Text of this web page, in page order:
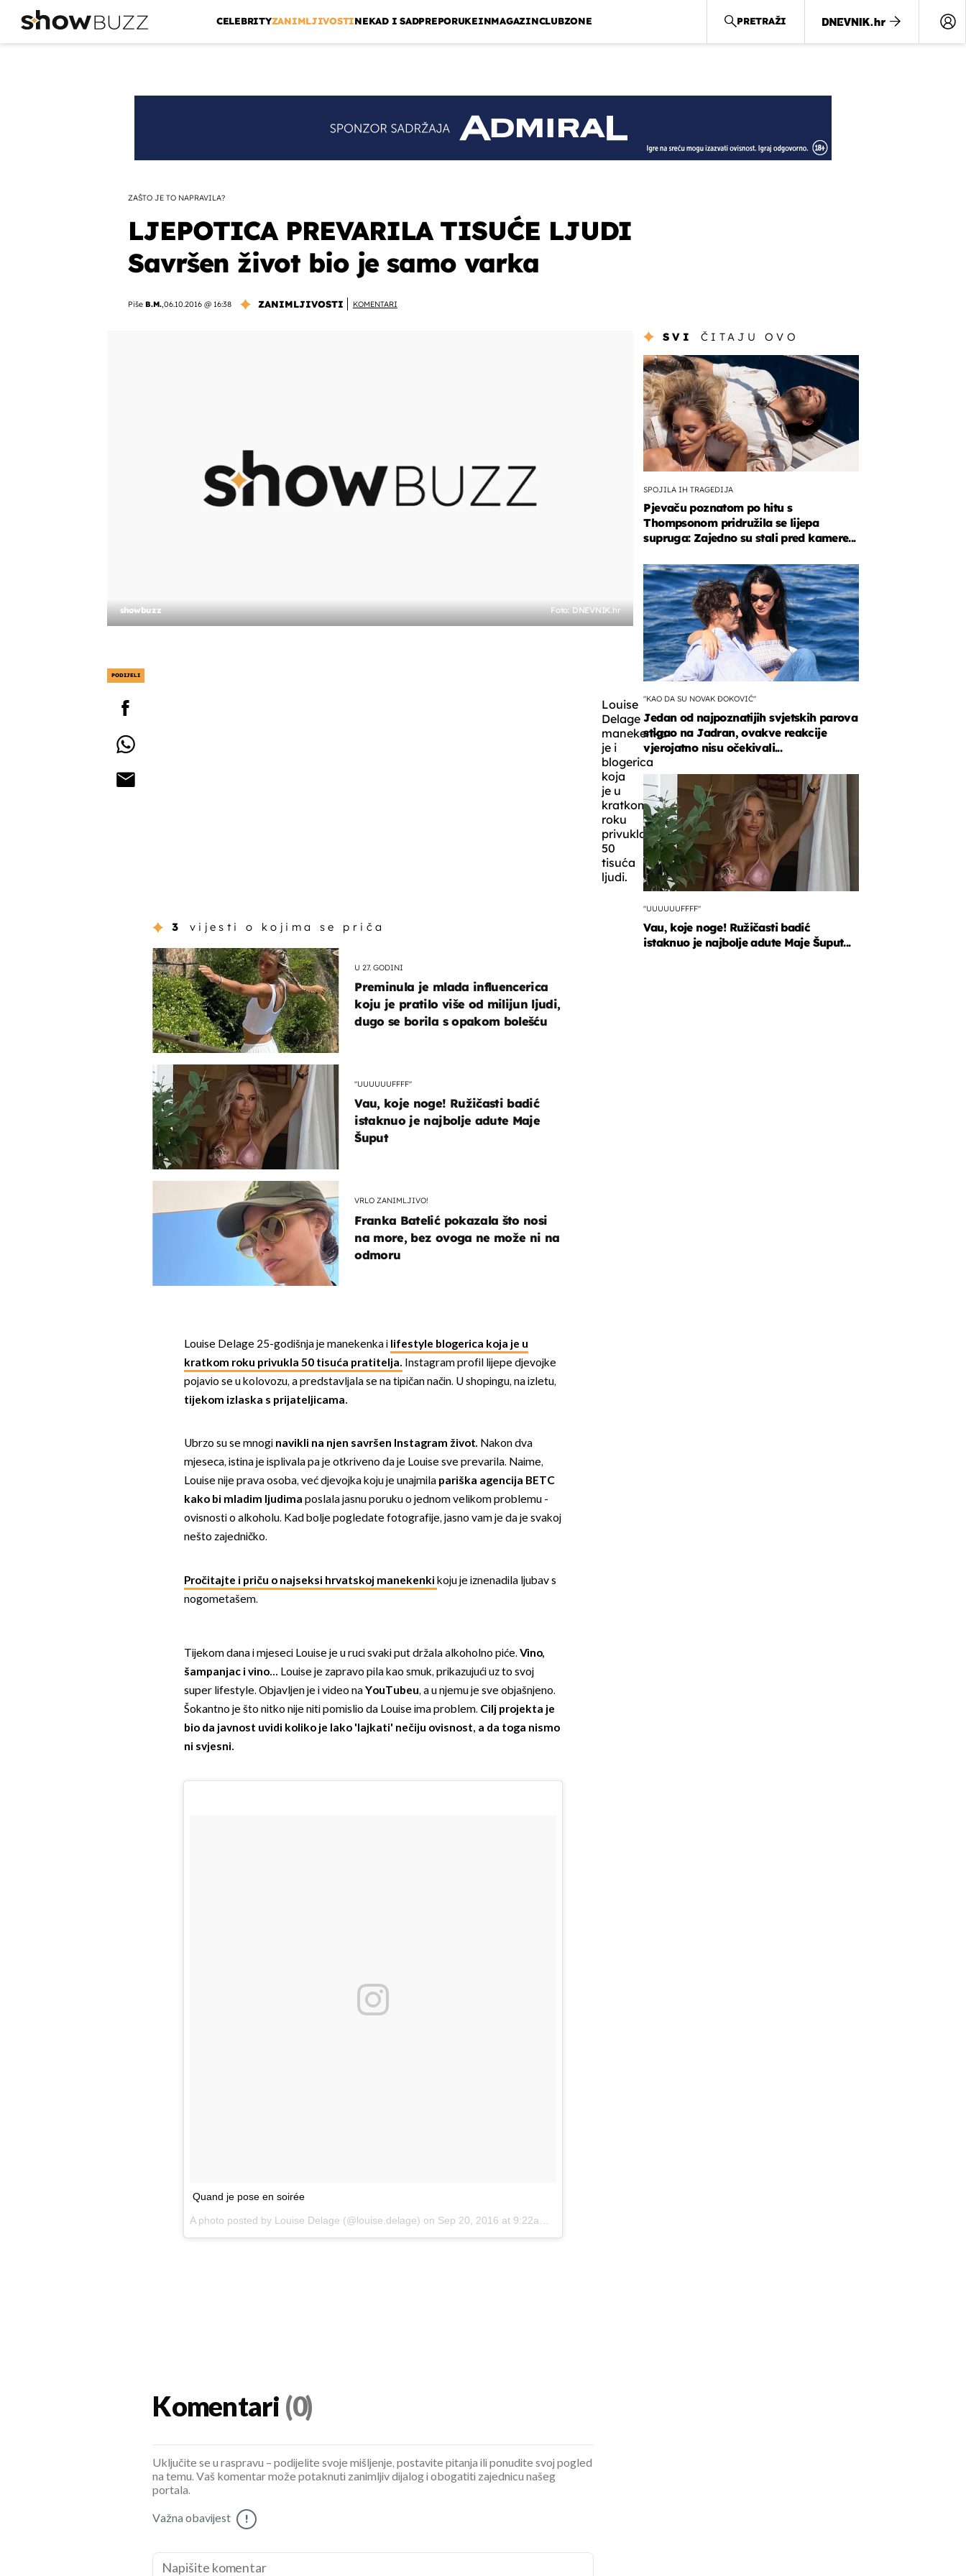
CELEBRITYZANIMLJIVOSTINEKAD I SADPREPORUKEINMAGAZINCLUBZONE PRETRAŽI
ZAŠTO JE TO NAPRAVILA?
LJEPOTICA PREVARILA TISUĆE LJUDI
Savršen život bio je samo varka
Piše B.M.,06.10.2016 @ 16:38 ZANIMLJIVOSTI KOMENTARI
showbuzz Foto: DNEVNIK.hr
PODIJELI
Louise
Delage
manekenka
je i
blogerica
koja
je u
kratkom
roku
privukla
50
tisuća
ljudi.
3 vijesti o kojima se priča
U 27. GODINI
Preminula je mlada influencerica
koju je pratilo više od milijun ljudi,
dugo se borila s opakom bolešću
"UUUUUUFFFF"
Vau, koje noge! Ružičasti badić
istaknuo je najbolje adute Maje
Šuput
VRLO ZANIMLJIVO!
Franka Batelić pokazala što nosi
na more, bez ovoga ne može ni na
odmoru
Louise Delage 25-godišnja je manekenka i lifestyle blogerica koja je u
kratkom roku privukla 50 tisuća pratitelja. Instagram profil lijepe djevojke
pojavio se u kolovozu, a predstavljala se na tipičan način. U shopingu, na izletu,
tijekom izlaska s prijateljicama.
Ubrzo su se mnogi navikli na njen savršen Instagram život. Nakon dva
mjeseca, istina je isplivala pa je otkriveno da je Louise sve prevarila. Naime,
Louise nije prava osoba, već djevojka koju je unajmila pariška agencija BETC
kako bi mladim ljudima poslala jasnu poruku o jednom velikom problemu -
ovisnosti o alkoholu. Kad bolje pogledate fotografije, jasno vam je da je svakoj
nešto zajedničko.
Pročitajte i priču o najseksi hrvatskoj manekenki koju je iznenadila ljubav s
nogometašem.
Tijekom dana i mjeseci Louise je u ruci svaki put držala alkoholno piće. Vino,
šampanjac i vino... Louise je zapravo pila kao smuk, prikazujući uz to svoj
super lifestyle. Objavljen je i video naYouTubeu, a u njemu je sve objašnjeno.
Šokantno je što nitko nije niti pomislio da Louise ima problem. Cilj projekta je
bio da javnost uvidi koliko je lako 'lajkati' nečiju ovisnost, a da toga nismo
ni svjesni.
Quand je pose en soirée
A photo posted by Louise Delage (@louise.delage) on Sep 20, 2016 at 9:22am PDT
SVI ČITAJU OVO
SPOJILA IH TRAGEDIJA
Pjevaču poznatom po hitu s
Thompsonom pridružila se lijepa
supruga: Zajedno su stali pred kamere...
"KAO DA SU NOVAK ĐOKOVIĆ"
Jedan od najpoznatijih svjetskih parova
stigao na Jadran, ovakve reakcije
vjerojatno nisu očekivali...
"UUUUUUFFFF"
Vau, koje noge! Ružičasti badić
istaknuo je najbolje adute Maje Šuput...
Komentari (0)
Uključite se u raspravu – podijelite svoje mišljenje, postavite pitanja ili ponudite svoj pogled
na temu. Vaš komentar može potaknuti zanimljiv dijalog i obogatiti zajednicu našeg
portala.
Važna obavijest !